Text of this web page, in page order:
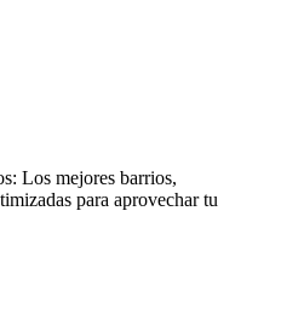
Los mejores barrios,
para aprovechar tu